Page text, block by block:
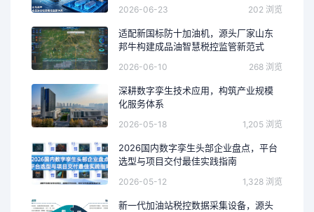
2026-06-23 202 浏览
适配新国标防十加油机，源头厂家山东
邦牛构建成品油智慧税控监管新范式
2026-06-10 268 浏览
深耕数字孪生技术应用，构筑产业规模
化服务体系
2026-05-18 1,205 浏览
2026国内数字孪生头部企业盘点，平台
选型与项目交付最佳实践指南
2026-05-12 1,328 浏览
新一代加油站税控数据采集设备，源头